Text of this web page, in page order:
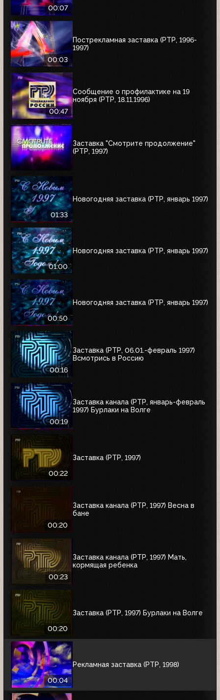
00:07
00:03
Пострекламная заставка (РТР, 1996-
1997)
00:47
Сообщение о профилактике на 19
ноября (РТР, 18.11.1996)
Заставка "Смотрите продолжение"
(РТР, 1997)
01:33
Новогодняя заставка (РТР, январь 1997)
01:00
Новогодняя заставка (РТР, январь 1997)
00:50
Новогодняя заставка (РТР, январь 1997)
00:16
Заставка (РТР, 06.01.-февраль 1997)
Всмотрись в Россию
00:19
Заставка канала (РТР, январь-февраль
1997) Бурлаки на Волге
00:22
Заставка (РТР, 1997)
00:20
Заставка канала (РТР, 1997) Весна в
бане
00:23
Заставка канала (РТР, 1997) Мать,
кормящая ребенка
00:20
Заставка (РТР, 1997) Бурлаки на Волге
00:04
Рекламная заставка (РТР, 1998)